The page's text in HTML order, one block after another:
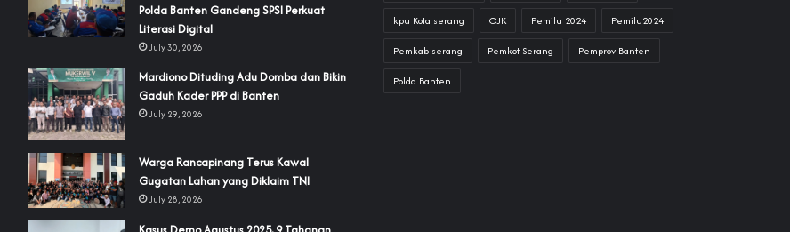
Polda Banten Gandeng SPSI Perkuat
Literasi Digital
July 30, 2026
‎Mardiono Dituding Adu Domba dan Bikin
Gaduh Kader PPP di Banten
July 29, 2026
‎Warga Rancapinang Terus Kawal
Gugatan Lahan yang Diklaim TNI‎‎
July 28, 2026
kpu Kota serang OJK Pemilu 2024 Pemilu2024
Pemkab serang Pemkot Serang Pemprov Banten
Polda Banten